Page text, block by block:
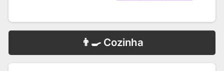
‍👨‍🍳 Cozinha